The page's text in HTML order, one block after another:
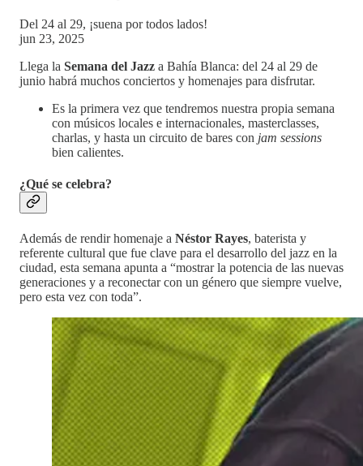
Del 24 al 29, ¡suena por todos lados!
jun 23, 2025
Llega la Semana del Jazz a Bahía Blanca: del 24 al 29 de
junio habrá muchos conciertos y homenajes para disfrutar.
Es la primera vez que tendremos nuestra propia semana
con músicos locales e internacionales, masterclasses,
charlas, y hasta un circuito de bares con jam sessions
bien calientes.
¿Qué se celebra?
Además de rendir homenaje a Néstor Rayes, baterista y
referente cultural que fue clave para el desarrollo del jazz en la
ciudad, esta semana apunta a “mostrar la potencia de las nuevas
generaciones y a reconectar con un género que siempre vuelve,
pero esta vez con toda”.